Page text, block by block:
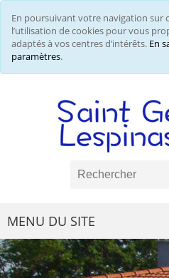
En poursuivant votre navigation sur
l’utilisation de cookies pour vous
adaptés à vos centres d’intérêts. En
paramètres.
MENU DU SITE